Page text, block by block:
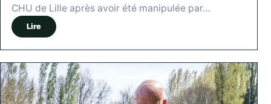
CHU de Lille après avoir été manipulée par…
Lire